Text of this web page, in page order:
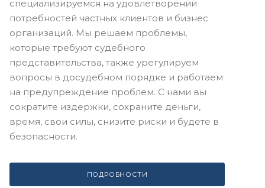
специализируемся на удовлетворении
потребностей частных клиентов и бизнес
организаций. Мы решаем проблемы,
которые требуют судебного
представительства, также урегулируем
вопросы в досудебном порядке и работаем
на предупреждение проблем. С нами вы
сократите издержки, сохраните деньги,
время, свои силы, снизите риски и будете в
безопасности.
ПОДРОБНОСТИ